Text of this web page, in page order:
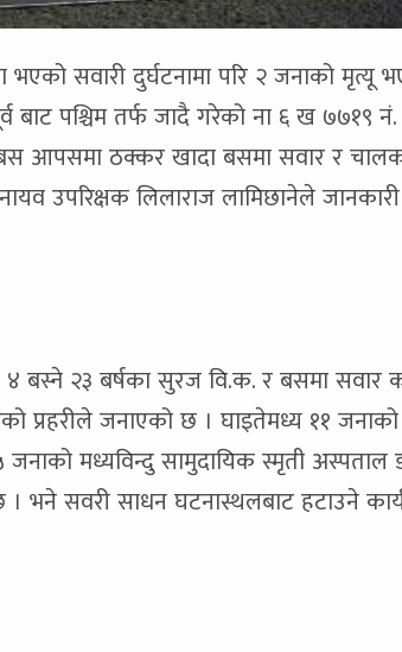
भएको सवारी दुर्घटनामा परि २ जनाको
पश्चिम तर्फ जादै गरेको ना ६ ख ७७१९ नं.
आपसमा ठक्कर खादा बसमा सवार र
उपरिक्षक लिलाराज लामिछानेले
बस्ने २३ बर्षका सुरज वि.क. र बसमा सवार
प्रहरीले जनाएको छ । घाइतेमध्य ११
मध्यविन्दु सामुदायिक स्मृती अस्पताल
भने सवरी साधन घटनास्थलबाट हटाउने